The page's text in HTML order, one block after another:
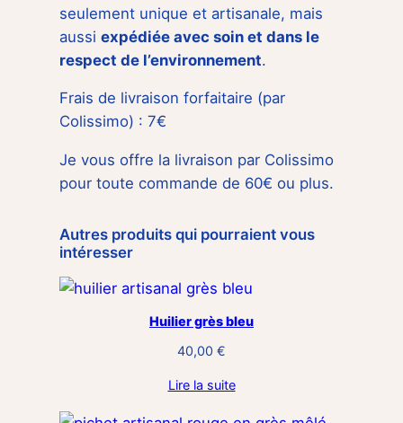
seulement unique et artisanale, mais
aussiexpédiée avec soin et dans le
respect de l’environnement.
Frais de livraison forfaitaire (par
Colissimo) : 7€
Je vous offre la livraison par Colissimo
pour toute commande de 60€ ou plus.
Autres produits qui pourraient vous
intéresser
Huilier grès bleu
40,00 €
Lire la suite